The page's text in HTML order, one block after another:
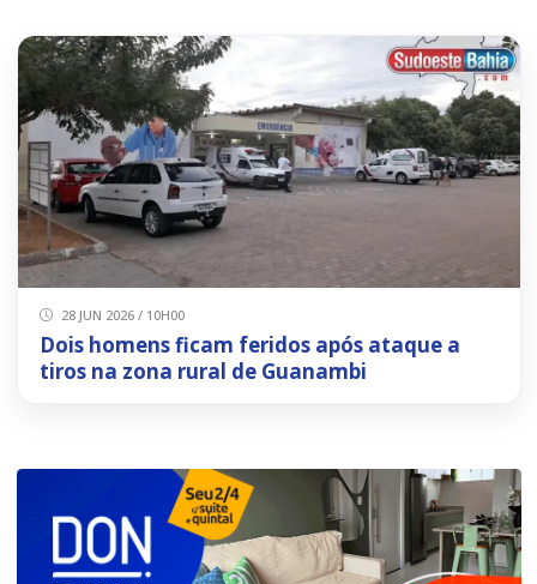
28 JUN 2026 / 10H00
Dois homens ficam feridos após ataque a
tiros na zona rural de Guanambi